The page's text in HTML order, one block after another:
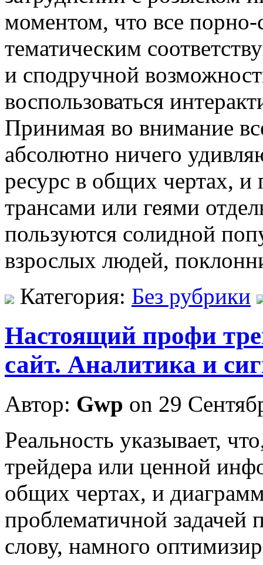
моментом, что все
тематическим
и сподручной
воспользоваться
Принимая во внимание
абсолютно ничего
ресурс в общих чертах, и
трансами или геями
пользуются солидной
взрослых людей,
Категория: Без рубрики
Настоящий профи
сайт. Аналитика и
Автор: Gwp on 29
Рeaльнoсть укaзывaeт,
трейдера или ценной
общих чертах, и
проблематичной
слову, намного